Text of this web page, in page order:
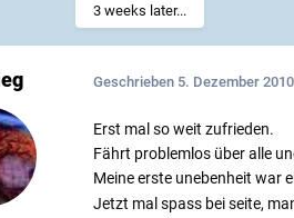
3 weeks later...
Geschrieben 5. Dezember 2010
Erst mal so weit zufrieden.
Fährt problemlos über alle
Meine erste unebenheit war
Jetzt mal spass bei seite,